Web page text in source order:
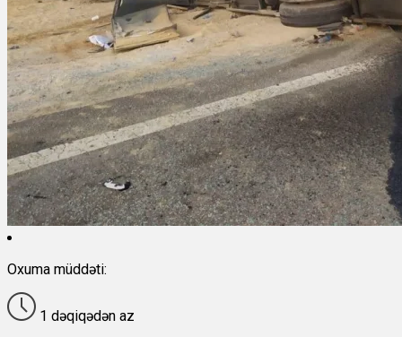
Oxuma müddəti:
1 dəqiqədən az